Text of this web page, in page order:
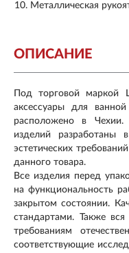
Металлическая
ОПИСАНИЕ
Под торговой маркой
аксессуары для
расположено в
изделий разработаны
эстетических
данного товара.
Все изделия перед
на функциональность
закрытом состоянии.
стандартами. Также
требованиям
соответствующие